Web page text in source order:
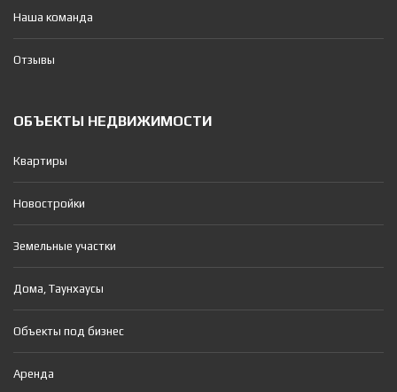
Наша команда
Отзывы
ОБЪЕКТЫ НЕДВИЖИМОСТИ
Квартиры
Новостройки
Земельные участки
Дома, Таунхаусы
Объекты под бизнес
Аренда